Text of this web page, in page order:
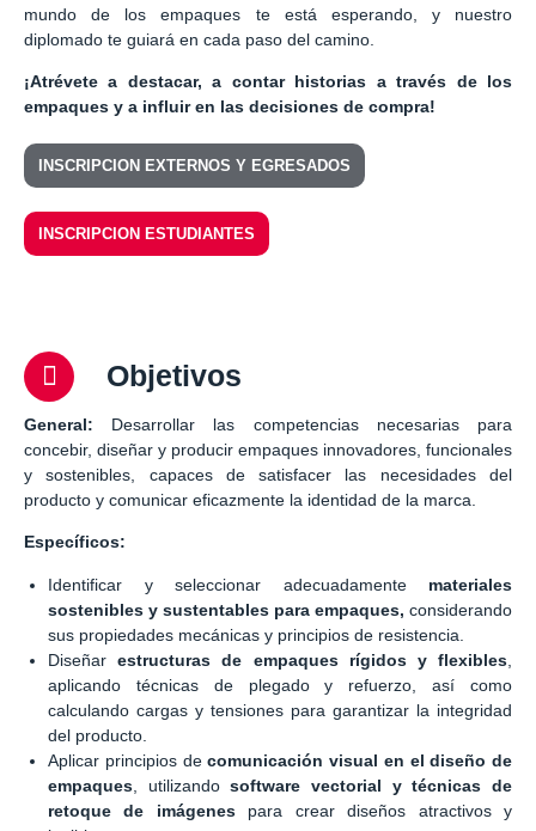
mundo de los empaques te está esperando, y nuestro
diplomado te guiará en cada paso del camino.
¡Atrévete a destacar, a contar historias a través de los
empaques y a influir en las decisiones de compra!
INSCRIPCION EXTERNOS Y EGRESADOS
INSCRIPCION ESTUDIANTES
Objetivos
General: Desarrollar las competencias necesarias para
concebir, diseñar y producir empaques innovadores, funcionales
y sostenibles, capaces de satisfacer las necesidades del
producto y comunicar eficazmente la identidad de la marca.
Específicos:
Identificar y seleccionar adecuadamente materiales
sostenibles y sustentables para empaques, considerando
sus propiedades mecánicas y principios de resistencia.
Diseñarestructuras de empaques rígidos y flexibles
aplicando técnicas de plegado y refuerzo, así como
calculando cargas y tensiones para garantizar la integridad
del producto.
Aplicar principios decomunicación visual en el diseño de
empaques , utilizandosoftware vectorial y técnicas de
retoque de imágenespara crear diseños atractivos y